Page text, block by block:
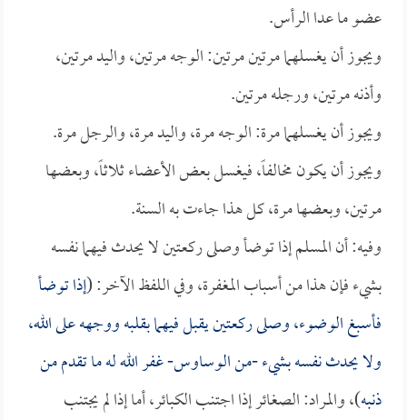
عضو ما عدا الرأس.
ويجوز أن يغسلهما مرتين مرتين: الوجه مرتين، واليد مرتين،
وأذنه مرتين، ورجله مرتين.
ويجوز أن يغسلهما مرة: الوجه مرة، واليد مرة، والرجل مرة.
ويجوز أن يكون مخالفاً، فيغسل بعض الأعضاء ثلاثاً، وبعضها
مرتين، وبعضها مرة، كل هذا جاءت به السنة.
وفيه: أن المسلم إذا توضأ وصلى ركعتين لا يحدث فيهما نفسه
بشيء فإن هذا من أسباب المغفرة، وفي اللفظ الآخر: (إذا توضأ
فأسبغ الوضوء، وصلى ركعتين يقبل فيهما بقلبه ووجهه على الله،
ولا يحدث نفسه بشيء -من الوساوس- غفر الله له ما تقدم من
ذنبه)، والمراد: الصغائر إذا اجتنب الكبائر، أما إذا لم يجتنب